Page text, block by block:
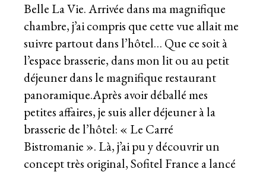
Belle La Vie. Arrivée dans ma magnifique
chambre, j’ai compris que cette vue allait me
suivre partout dans l’hôtel… Que ce soit à
l’espace brasserie, dans mon lit ou au petit
déjeuner dans le magnifique restaurant
panoramique.Après avoir déballé mes
petites affaires, je suis aller déjeuner à la
brasserie de l’hôtel: « Le Carré
Bistromanie ». Là, j’ai pu y découvrir un
concept très original, Sofitel France a lancé